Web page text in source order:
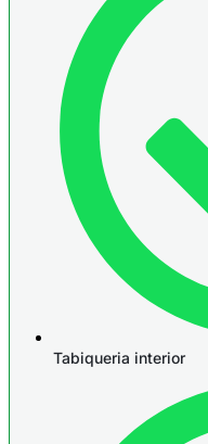
Tabiqueria interior